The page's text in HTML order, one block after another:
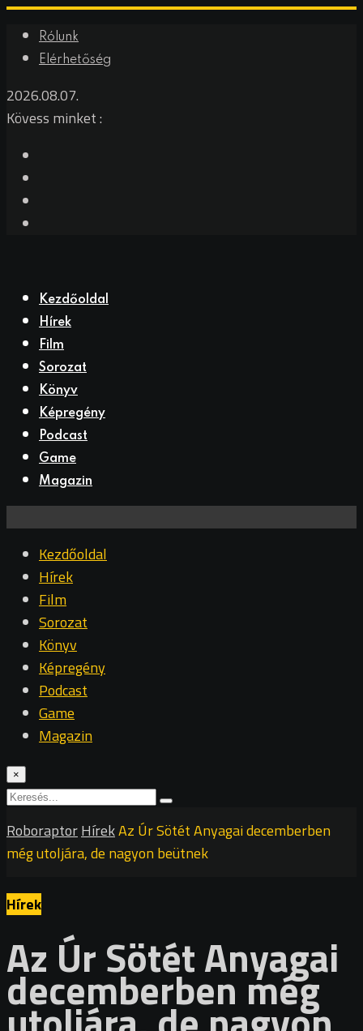
Skip
Rólunk
Elérhetőség
2026.08.07.
Kövess minket :
Kezdőoldal
Hírek
Film
Sorozat
Könyv
Képregény
Podcast
Game
Magazin
Kezdőoldal
Hírek
Film
Sorozat
Könyv
Képregény
Podcast
Game
Magazin
×
RoboraptorHírekAz Úr Sötét Anyagai decemberben
még utoljára, de nagyon beütnek
Hírek
Az Úr Sötét Anyagai
decemberben még